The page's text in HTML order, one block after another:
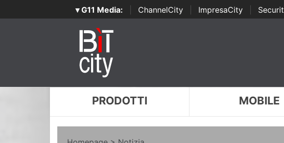
▾ G11 Media: ChannelCity ImpresaCity
PRODOTTI MOBILE